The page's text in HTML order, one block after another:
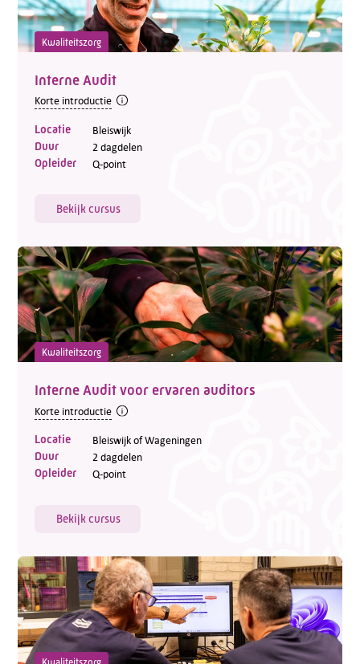
Kwaliteitszorg
Interne Audit
Korte introductie
Locatie Bleiswijk
Duur 2 dagdelen
Opleider Q-point
Bekijk cursus
Kwaliteitszorg
Interne Audit voor ervaren auditors
Korte introductie
Locatie Bleiswijk of Wageningen
Duur 2 dagdelen
Opleider Q-point
Bekijk cursus